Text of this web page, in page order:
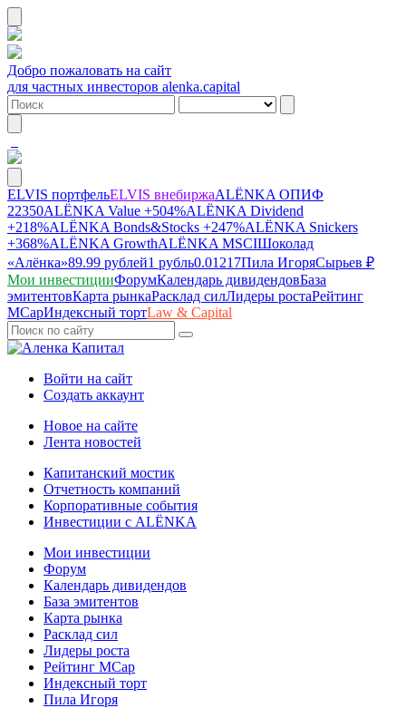
Добро пожаловать на сайт
для частных инвесторов alenka.capital
ELVIS портфельELVIS внебиржаALЁNKA ОПИФ
22350ALЁNKA Value +504%ALЁNKA Dividend
+218%ALЁNKA Bonds&Stocks +247%ALЁNKA Snickers
+368%ALЁNKA GrowthALЁNKA MSCIШоколад
«Алёнка»89.99 рублей1 рубль0.01217Пила ИгоряСырьев ₽
Мои инвестицииФорумКалендарь дивидендовБаза
эмитентовКарта рынкаРасклад силЛидеры ростаРейтинг
MCapИндексный тортLaw & Capital
Войти на сайт
Создать аккаунт
Новое на сайте
Лента новостей
Капитанский мостик
Отчетность компаний
Корпоративные события
Инвестиции с ALЁNKA
Мои инвестиции
Форум
Календарь дивидендов
База эмитентов
Карта рынка
Расклад сил
Лидеры роста
Рейтинг MCap
Индексный торт
Пила Игоря